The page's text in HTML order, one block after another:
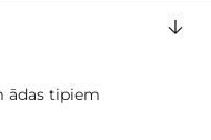
ādas tipiem